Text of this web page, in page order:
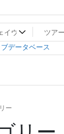
データベース
ー